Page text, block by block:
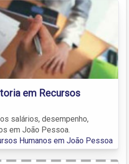
em Recursos
salários, desempenho,
em João Pessoa.
Humanos em João Pessoa